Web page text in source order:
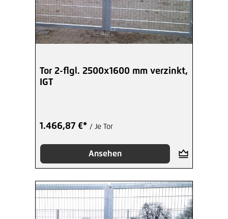
Tor 2-flgl. 2500x1600 mm verzinkt,
IGT
1.466,87 €* / Je Tor
Ansehen